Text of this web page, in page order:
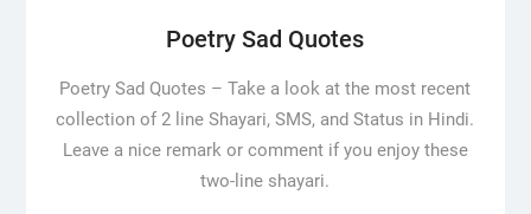
Poetry Sad Quotes
Poetry Sad Quotes –Take a look at the most recent
collection of 2 line Shayari, SMS, and Status in Hindi.
Leave a nice remark or comment if you enjoy these
two-line shayari.